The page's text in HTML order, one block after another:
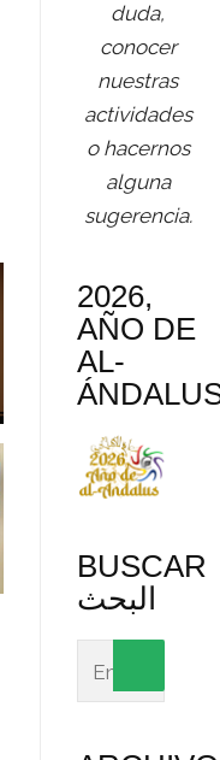
duda,
conocer
nuestras
actividades
o hacernos
alguna
sugerencia.
2026,
AÑO DE
AL-
BUSCAR
البحث